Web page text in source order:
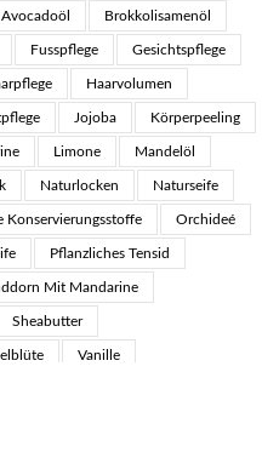
Avocadoöl Brokkolisamenöl
Fusspflege Gesichtspflege
Haarvolumen
Jojoba Körperpeeling
Limone Mandelöl
Naturlocken Naturseife
Konservierungsstoffe Orchideé
Pflanzliches Tensid
Mit Mandarine
Sheabutter
Vanille